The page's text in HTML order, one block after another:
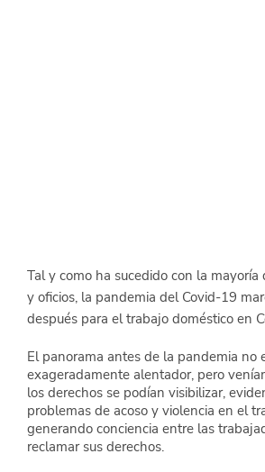
Tal y como ha sucedido con la mayoría
y oficios, la pandemia del Covid-19
después para el trabajo doméstico en
El panorama antes de la pandemia no
exageradamente alentador, pero
los derechos se podían visibilizar,
problemas de acoso y violencia en el
generando conciencia entre las
reclamar sus derechos.